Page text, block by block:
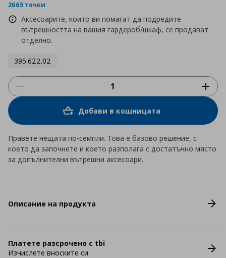
2665 точки
Аксесоарите, които ви помагат да подредите
вътрешността на вашия гардероб/шкаф, се продават
отделно.
395.622.02
Добави в кошницата
Правете нещата по-семпли. Това е базово решение, с
което да започнете и което разполага с достатъчно място
за допълнителни вътрешни аксесоари.
Описание на продукта
Платете разсрочено с tbi
Изчислете вноските си